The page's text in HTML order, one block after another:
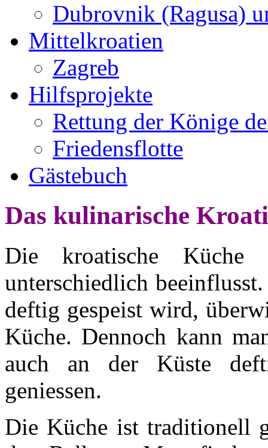
Dubrovnik (Ragusa)
Mittelkroatien
Zagreb
Hilfsprojekte
Rettung der Könige
Friedensflotte
Gästebuch
Das kulinarische
Die kroatische
unterschiedlich
deftig gespeist wird,
Küche. Dennoch kann
auch an der Küste
geniessen.
Die Küche ist traditionell